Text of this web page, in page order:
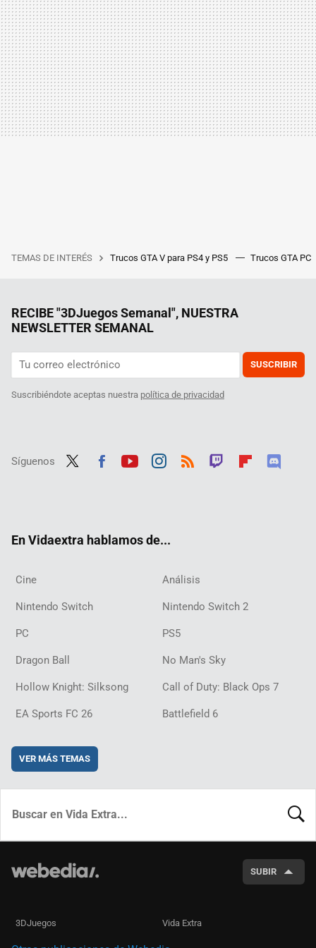
TEMAS DE INTERÉS Trucos GTA V para PS4 y PS5 Trucos GTA PC
RECIBE "3DJuegos Semanal", NUESTRA
NEWSLETTER SEMANAL
SUSCRIBIR
Suscribiéndote aceptas nuestra política de privacidad
Síguenos
En Vidaextra hablamos de...
Cine Análisis
Nintendo Switch Nintendo Switch 2
PC PS5
Dragon Ball No Man's Sky
Hollow Knight: Silksong Call of Duty: Black Ops 7
EA Sports FC 26 Battlefield 6
VER MÁS TEMAS
SUBIR
3DJuegos Vida Extra